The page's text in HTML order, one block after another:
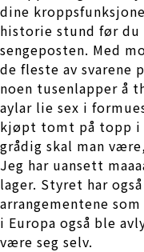
dine
historie stund før
sengeposten. Med
de fleste av svarene
noen tusenlapper å
aylar lie sex i
kjøpt tomt på topp i
grådig skal man
Jeg har uansett
lager. Styret har
arrangementene
i Europa også ble
være seg selv.